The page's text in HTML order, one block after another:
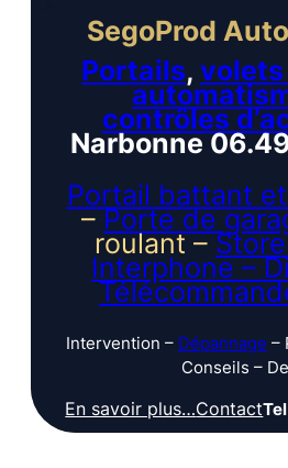
SegoProd
Portails,
contrôles
Narbonne
Portail battant
–Porte de
roulant –
Interphone –
Intervention – Dépannage –
Conseils –
En savoir plus…Contact